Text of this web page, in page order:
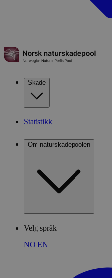
Skade
Statistikk
Om naturskadepoolen
Velg språk
NO EN